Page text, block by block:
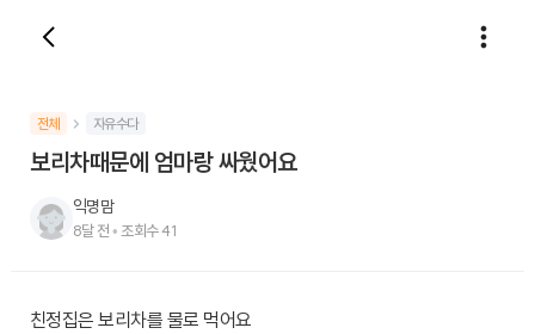
전체 자유수다
보리차때문에 엄마랑 싸웠어요
익명맘
8달 전 • 조회수41
친정집은 보리차를 물로 먹어요